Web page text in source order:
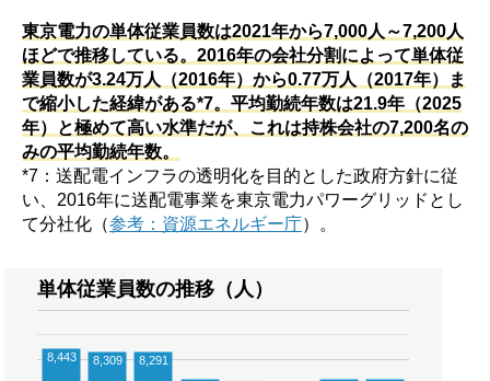
東京電力の単体従業員数は2021年から7,000人～7,200人
ほどで推移している。2016年の会社分割によって単体従
業員数が3.24万人（2016年）から0.77万人（2017年）ま
で縮小した経緯がある*7。平均勤続年数は21.9年（2025
年）と極めて高い水準だが、これは持株会社の7,200名の
みの平均勤続年数。
*7：送配電インフラの透明化を目的とした政府方針に従
い、2016年に送配電事業を東京電力パワーグリッドとし
て分社化（参考：資源エネルギー庁）。
単体従業員数の推移（人）
8,443 8,309 8,291